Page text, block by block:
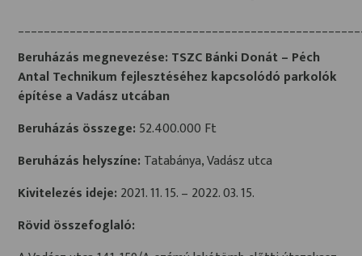
Beruházás megnevezése: TSZC Bánki Donát – Péch
Antal Technikum fejlesztéséhez kapcsolódó parkolók
építése a Vadász utcában
Beruházás összege: 52.400.000 Ft
Beruházás helyszíne: Tatabánya, Vadász utca
Kivitelezés ideje: 2021. 11. 15. – 2022. 03. 15.
Rövid összefoglaló: